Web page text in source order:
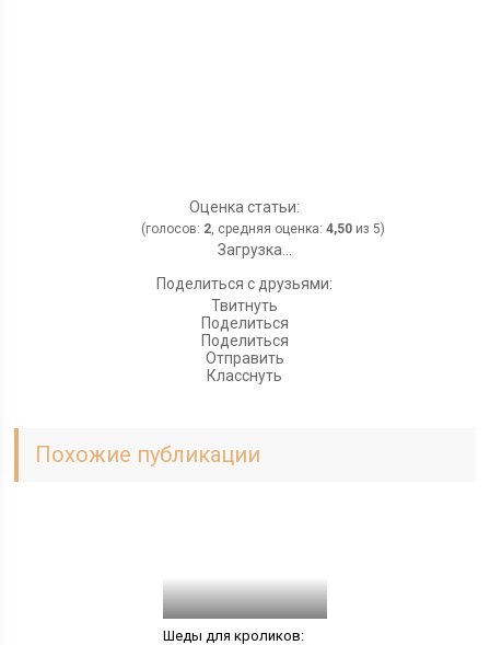
Оценка статьи:
(голосов: 2, средняя оценка: 4,50из 5)
Загрузка...
Поделиться с друзьями:
Твитнуть
Поделиться
Поделиться
Отправить
Класснуть
Похожие публикации
Шеды для кроликов: